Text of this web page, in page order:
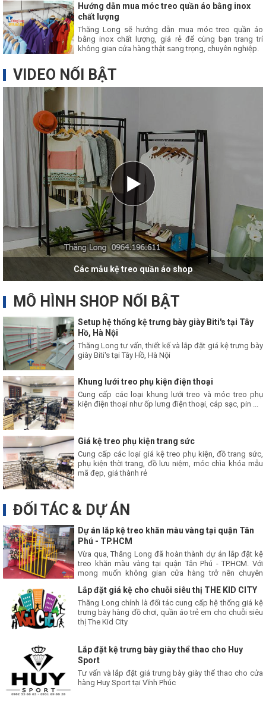
Hướng dẫn mua móc treo quần áo bằng inox
chất lượng
Thăng Long sẽ hướng dẫn mua móc treo quần áo
bằng inox chất lượng, giá rẻ để cùng bạn trang trí
không gian cửa hàng thật sang trọng, chuyên nghiệp.
VIDEO NỔI BẬT
Các mẫu kệ treo quần áo shop
MÔ HÌNH SHOP NỔI BẬT
Setup hệ thống kệ trưng bày giày Biti's tại Tây
Hồ, Hà Nội
Thăng Long tư vấn, thiết kế và lắp đặt giá kệ trưng bày
giày Biti's tại Tây Hồ, Hà Nội
Khung lưới treo phụ kiện điện thoại
Cung cấp các loại khung lưới treo và móc treo phụ
kiện điện thoại như ốp lưng điện thoại, cáp sạc, pin ...
Giá kệ treo phụ kiện trang sức
Cung cấp các loại giá kệ treo phụ kiện, đồ trang sức,
phụ kiện thời trang, đồ lưu niệm, móc chìa khóa mẫu
mã đẹp, giá thành rẻ
ĐỐI TÁC & DỰ ÁN
Dự án lắp kệ treo khăn màu vàng tại quận Tân
Phú - TP.HCM
Vừa qua, Thăng Long đã hoàn thành dự án lắp đặt kệ
treo khăn màu vàng tại quận Tân Phú - TP.HCM. Với
mong muốn không gian cửa hàng trở nên chuyên
ứng nhu cầu trưng bày sản phẩm mà còn góp phần
thu hút khách hàng.
Lắp đặt giá kệ cho chuỗi siêu thị THE KID CITY
Thăng Long chính là đối tác cung cấp hệ thống giá kệ
trưng bày hàng đồ chơi, quần áo trẻ em cho chuỗi siêu
thị The Kid City
Lắp đặt kệ trưng bày giày thể thao cho Huy
Sport
Tư vấn và lắp đặt giá trưng bày giày thể thao cho cửa
hàng Huy Sport tại Vĩnh Phúc